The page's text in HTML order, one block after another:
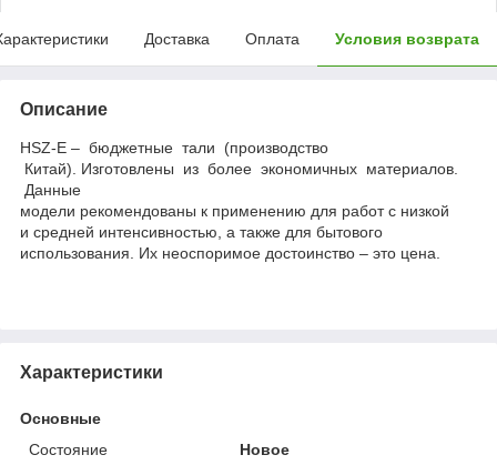
Доставка Оплата Условия возврата
Описание
HSZ-E – бюджетные тали (производство
Китай). Изготовлены из более экономичных материалов.
Данные
модели рекомендованы к применению для работ с низкой
и средней интенсивностью, а также для бытового
использования. Их неоспоримое достоинство – это цена.
Характеристики
Основные
Состояние
Новое